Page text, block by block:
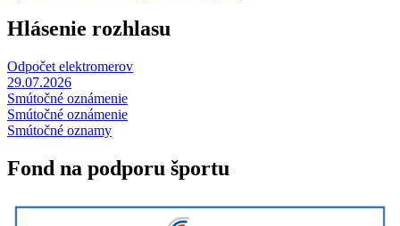
Hlásenie rozhlasu
Odpočet elektromerov
29.07.2026
Smútočné oznámenie
Smútočné oznámenie
Smútočné oznamy
Fond na podporu športu